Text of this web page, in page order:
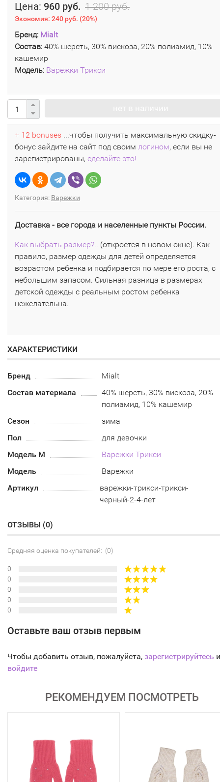
Цена: 960 руб. 1 200 руб.
Экономия: 240 руб. (20%)
Бренд: Mialt
Состав: 40% шерсть, 30% вискоза, 20% полиамид, 10%
кашемир
Модель: Варежки Трикси
+ 12 bonuses ...чтобы получить максимальную скидку-
бонус зайдите на сайт под своим логином, если вы не
зарегистрированы, сделайте это!
Категория: Варежки
Доставка - все города и населенные пункты России.
Как выбрать размер?.. (откроется в новом окне). Как
правило, размер одежды для детей определяется
возрастом ребенка и подбирается по мере его роста, с
небольшим запасом. Сильная разница в размерах
детской одежды с реальным ростом ребенка
нежелательна.
ХАРАКТЕРИСТИКИ
Бренд
Mialt
Состав материала
40% шерсть, 30% вискоза, 20%
полиамид, 10% кашемир
Сезон
зима
Пол
для девочки
Модель М
Варежки Трикси
Модель
Варежки
Артикул
варежки-трикси-трикси-
черный-2-4-лет
ОТЗЫВЫ (0)
Средняя оценка покупателей: (0)
0
0
0
0
0
Оставьте ваш отзыв первым
Чтобы добавить отзыв, пожалуйста, зарегистрируйтесь
войдите
РЕКОМЕНДУЕМ ПОСМОТРЕТЬ